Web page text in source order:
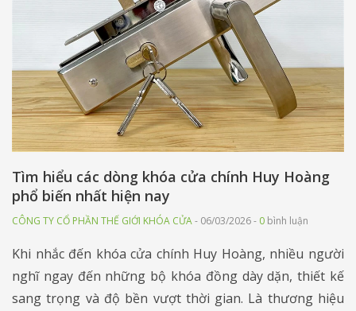
Tìm hiểu các dòng khóa cửa chính Huy Hoàng
phổ biến nhất hiện nay
CÔNG TY CỔ PHẦN THẾ GIỚI KHÓA CỬA- 06/03/2026 - 0 bình luận
Khi nhắc đến khóa cửa chính Huy Hoàng, nhiều người
nghĩ ngay đến những bộ khóa đồng dày dặn, thiết kế
sang trọng và độ bền vượt thời gian. Là thương hiệu